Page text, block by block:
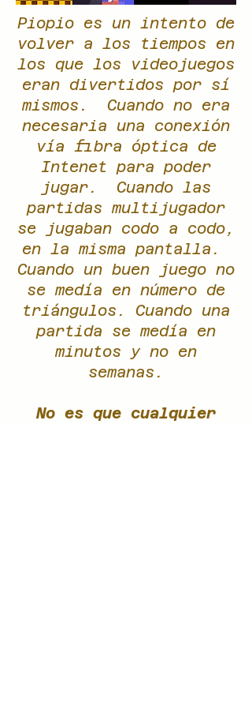
Piopio es un intento de
volver a los tiempos en
los que los videojuegos
eran divertidos por sí
mismos. Cuando no era
necesaria una conexión
vía fibra óptica de
Intenet para poder
jugar. Cuando las
partidas multijugador
se jugaban codo a codo,
en la misma pantalla.
Cuando un buen juego no
se medía en número de
triángulos. Cuando una
partida se medía en
minutos y no en
semanas.
No es que cualquier